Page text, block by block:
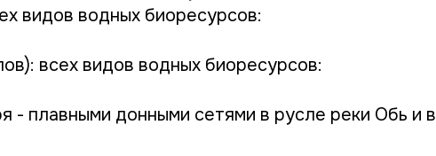
видов водных биоресурсов:
всех видов водных биоресурсов:
- плавными донными сетями в русле реки Обь и в